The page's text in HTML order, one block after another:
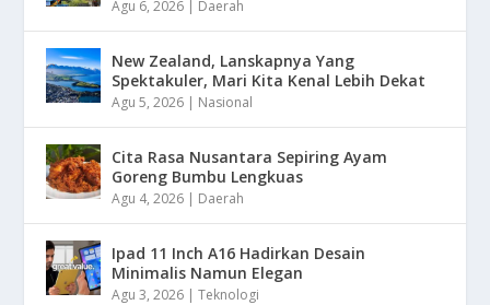
Agu 6, 2026 | Daerah
New Zealand, Lanskapnya Yang
Spektakuler, Mari Kita Kenal Lebih Dekat
Agu 5, 2026 | Nasional
Cita Rasa Nusantara Sepiring Ayam
Goreng Bumbu Lengkuas
Agu 4, 2026 | Daerah
Ipad 11 Inch A16 Hadirkan Desain
Minimalis Namun Elegan
Agu 3, 2026 |Teknologi